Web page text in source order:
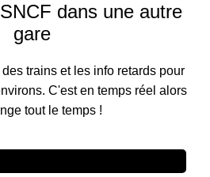
dans une autre
gare
trains et les info retards pour
C'est en temps réel alors
tout le temps !